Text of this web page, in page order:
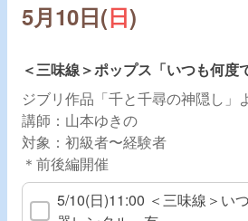
5月10日(日)
＜三味線＞ポップス「いつも何
ジブリ作品「千と千尋の神隠し」
講師：山本ゆきの
対象：初級者〜経験者
＊前後編開催
5/10(日)11:00 ＜三味線＞